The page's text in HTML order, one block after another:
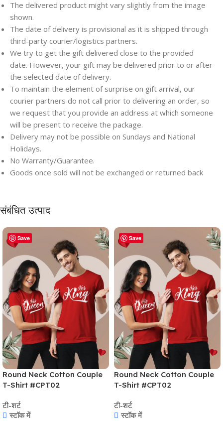
The delivered product might vary slightly from the image
shown.
The date of delivery is provisional as it is shipped through
third-party courier/logistics partners.
We try to get the gift delivered close to the provided
date. However, your gift may be delivered prior to or after
the selected date of delivery.
To maintain the element of surprise on gift arrival, our
courier partners do not call prior to delivering an order, so
we request that you provide an address at which someone
will be present to receive the package.
Delivery may not be possible on Sundays and National
Holidays.
No Warranty/Guarantee.
Goods once sold will not be exchanged or returned back
संबंधित उत्पाद
Save
Round Neck Cotton Couple
T-Shirt #CPT02
टी-शर्ट
स्टॉक में
Save
Round Neck Cotton Couple
T-Shirt #CPT02
टी-शर्ट
स्टॉक में